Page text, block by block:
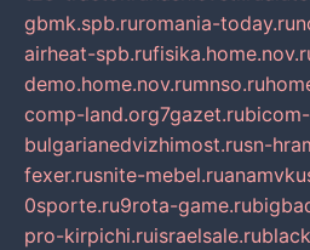
gbmk.spb.ruromania-today.ru
airheat-spb.ru
demo.home.nov.rumnso.ru
comp-land.org7gazet.ru
bulgarianedvizhimost.rusn-
fexer.rusnite-mebel.ru
0sporte.ru9rota-game.ru
pro-kirpichi.ruisraelsale.ru